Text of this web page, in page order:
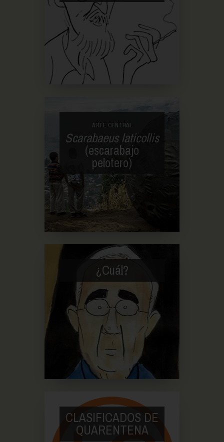
ARTE CENTRAL
Scarabaeus laticollis
(escarabajo
pelotero)
¿Cuál?
CLASIFICADOS DE
QUARENTENA